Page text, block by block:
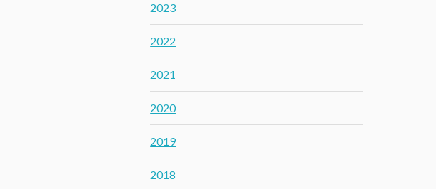
2023
2022
2021
2020
2019
2018